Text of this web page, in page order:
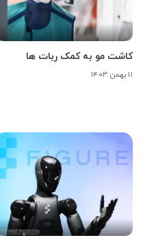
کاشت مو به کمک ربات ها
۱۱ بهمن ۱۴۰۳